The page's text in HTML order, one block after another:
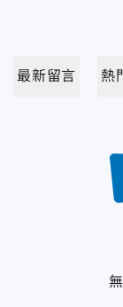
最新留言 熱